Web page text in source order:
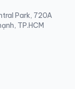
Park, 720A
TP.HCM